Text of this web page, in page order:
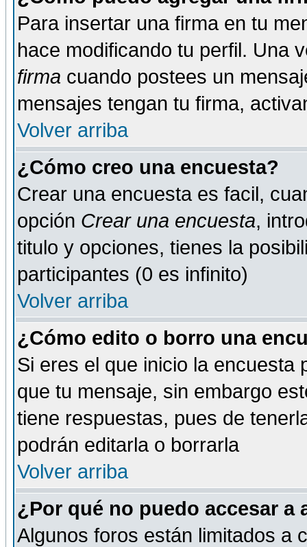
Para insertar una firma en tu
hace modificando tu perfil. Una
firma cuando postees un
mensajes tengan tu firma,
Volver arriba
¿Cómo creo una encuesta?
Crear una encuesta es facil,
opción Crear una encuesta,
titulo y opciones, tienes la
participantes (0 es infinito)
Volver arriba
¿Cómo edito o borro una
Si eres el que inicio la encuesta
que tu mensaje, sin embargo
tiene respuestas, pues de
podrán editarla o borrarla
Volver arriba
¿Por qué no puedo accesar a
Algunos foros están limitados a